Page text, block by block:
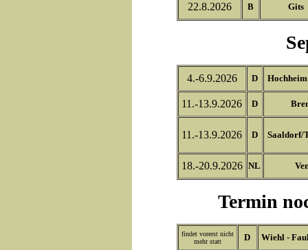
22.8.2026 B Gits
4.-6.9.2026 D
11.-13.9.2026 D
11.-13.9.2026 D Saaldorf/
18.-20.9.2026 NL
Termin
findet vorerst nicht
mehr statt
D Wiehl -